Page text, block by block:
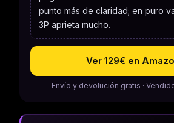
punto más de claridad; en puro
3P aprieta mucho.
Ver 129€ en
Envío y devolución gratis ·